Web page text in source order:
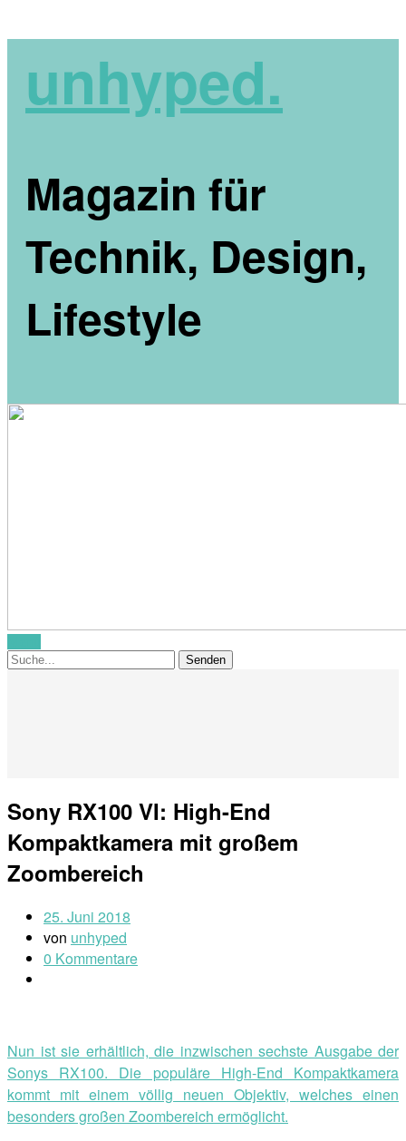
unhyped.
Magazin für
Technik, Design,
Lifestyle
Sony RX100 VI: High-End
Kompaktkamera mit großem
Zoombereich
25. Juni 2018
von unhyped
0 Kommentare
Nun ist sie erhältlich, die inzwischen sechste Ausgabe der
Sonys RX100. Die populäre High-End Kompaktkamera
kommt mit einem völlig neuen Objektiv, welches einen
besonders großen Zoombereich ermöglicht.